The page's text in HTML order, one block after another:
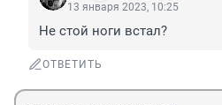
13 января 2023, 10:25
Не стой ноги встал?
ОТВЕТИТЬ